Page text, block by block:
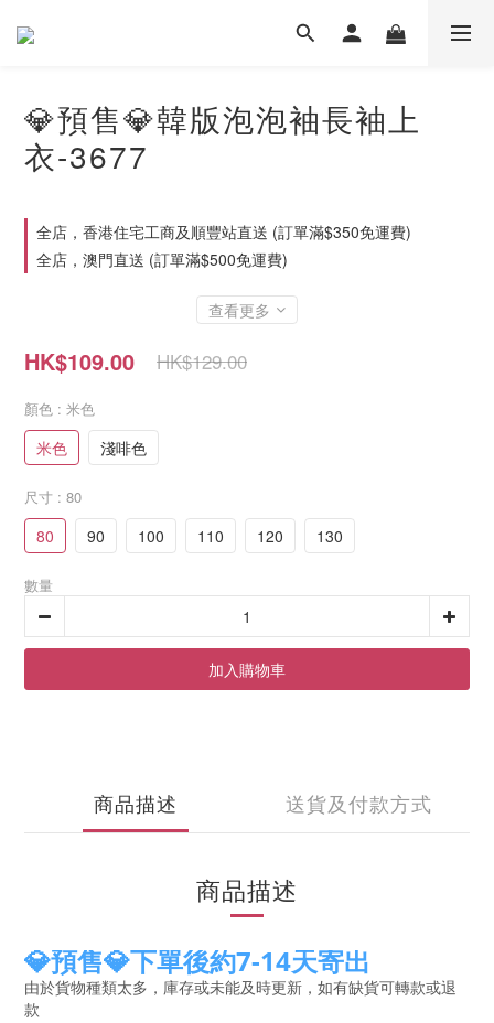
💎預售💎韓版泡泡袖長袖上
衣-3677
全店，香港住宅工商及順豐站直送 (訂單滿$350免運費)
全店，澳門直送 (訂單滿$500免運費)
查看更多
HK$109.00 HK$129.00
顏色 : 米色
米色 淺啡色
尺寸 : 80
80 90 100 110 120 130
數量
加入購物車
商品描述 送貨及付款方式
商品描述
💎預售💎下單後約7-14天寄出
由於貨物種類太多，庫存或未能及時更新，如有缺貨可轉款或退
款